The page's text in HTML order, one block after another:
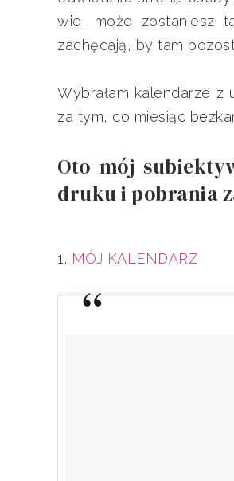
wie, może zostaniesz
zachęcają, by tam
Wybrałam kalendarze z
za tym, co miesiąc
Oto mój
druku i pobrania
1. MÓJ KALENDARZ